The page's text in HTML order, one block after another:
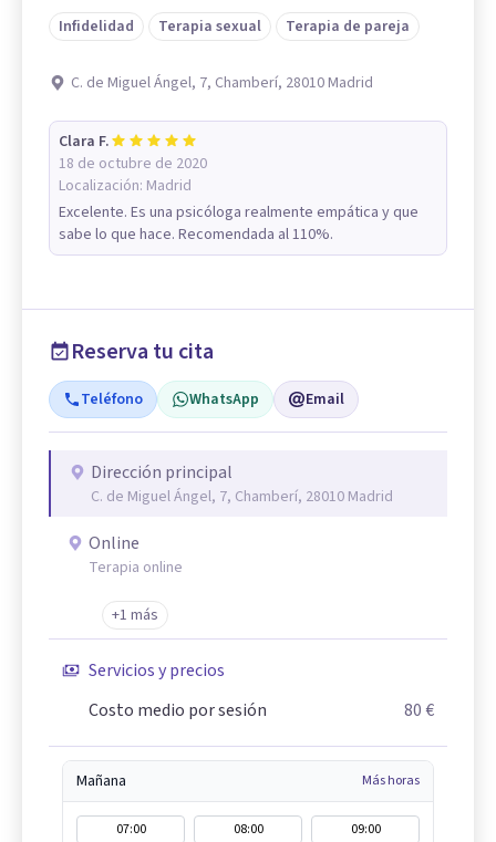
Infidelidad Terapia sexual Terapia de pareja
C. de Miguel Ángel, 7, Chamberí, 28010 Madrid
Clara F.
18 de octubre de 2020
Localización: Madrid
Excelente. Es una psicóloga realmente empática y que
sabe lo que hace. Recomendada al 110%.
Reserva tu cita
Teléfono WhatsApp Email
Dirección principal
C. de Miguel Ángel, 7, Chamberí, 28010 Madrid
Online
Terapia online
+1 más
Servicios y precios
Costo medio por sesión
80 €
Mañana Más horas
07:00 08:00
09:00